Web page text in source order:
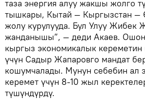
таза энергия алуу жакшы жолго
тышкары, Кытай — Кыргызстан —
жолу курулууда. Бул Улуу Жибек
жанданышы”, — деди Акаев.
кыргыз экономикалык
үчүн Садыр Жапаровго мандат
кошумчалады. Мунун себебин ал
керемет үчүн 8-10 жыл
түшүндүрдү.